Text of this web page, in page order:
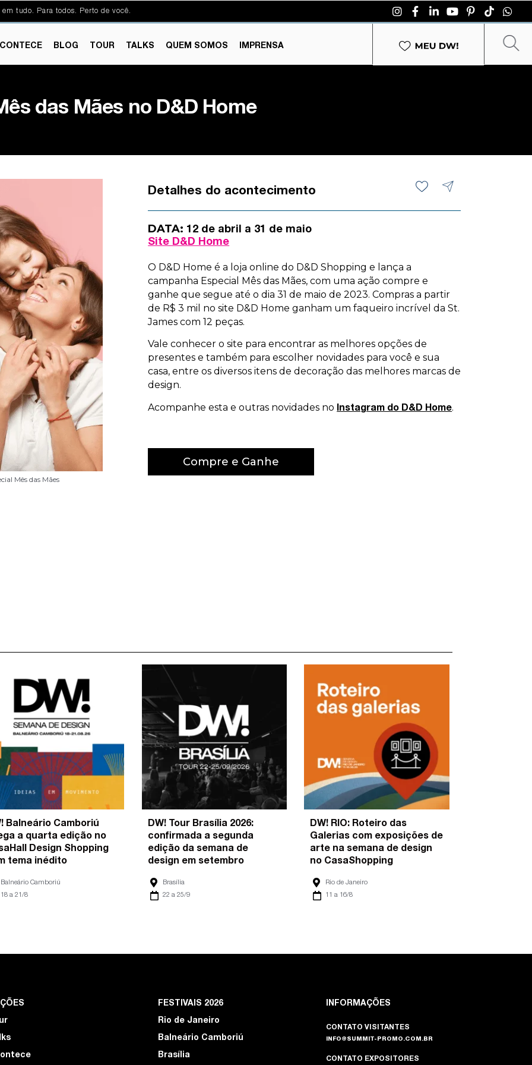
em tudo. Para todos. Perto de você.
BLOG TOUR TALKS QUEM SOMOS IMPRENSA
das Mães no D&D Home
Mês das Mães
Mês das Mães
Mês das Mães
Mês das Mães
Detalhes do acontecimento
DATA: 12 de abril a 31 de maio
Site D&D Home
O D&D Home é a loja online do D&D Shopping e lança a
campanha Especial Mês das Mães, com uma ação compre e
ganhe que segue até o dia 31 de maio de 2023. Compras a partir
de R$ 3 mil no site D&D Home ganham um faqueiro incrível da St.
James com 12 peças.
Vale conhecer o site para encontrar as melhores opções de
presentes e também para escolher novidades para você e sua
casa, entre os diversos itens de decoração das melhores marcas de
design.
Acompanhe esta e outras novidades no Instagram do D&D Home.
Compre e Ganhe
Balneário Camboriú
a quarta edição no
Design Shopping
tema inédito
Balneário Camboriú
18 a 21/8
DW! Tour Brasília 2026:
confirmada a segunda
edição da semana de
design em setembro
Brasília
22 a 25/9
DW! RIO: Roteiro das
Galerias com exposições de
arte na semana de design
no CasaShopping
Rio de Janeiro
11 a 16/8
FESTIVAIS 2026
Rio de Janeiro
Balneário Camboriú
Brasília
INFORMAÇÕES
CONTATO VISITANTES
INFO@SUMMIT-PROMO.COM.BR
CONTATO EXPOSITORES